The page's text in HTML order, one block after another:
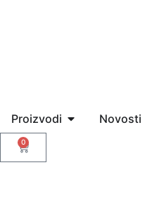
Proizvodi Novosti
0